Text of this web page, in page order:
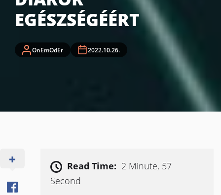
EGÉSZSÉGÉÉRT
OnEmOdEr 2022.10.26.
Read Time: 2 Minute, 57
Second